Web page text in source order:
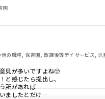
当に見学だけで終了なのでし
園
の職種, 保育園, 放課後等デイサービス, 児
見が多いですよね🥺
と感じたら提出し、
所があれば
ましたとだけ